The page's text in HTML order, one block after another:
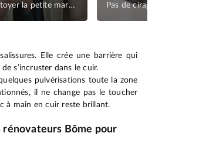
Nettoyer la petite maroquinerie
Elle crée une barrière qui
s’incruster dans le cuir.
pulvérisations toute la zone
il ne change pas le toucher
à main en cuir reste brillant.
rénovateurs Bōme pour